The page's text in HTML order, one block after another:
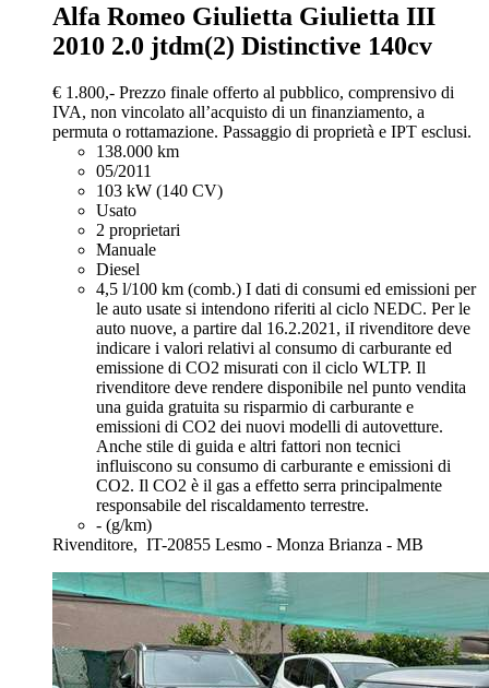
Alfa Romeo Giulietta Giulietta III
2010 2.0 jtdm(2) Distinctive 140cv
€ 1.800,- Prezzo finale offerto al pubblico, comprensivo di
IVA, non vincolato all’acquisto di un finanziamento, a
permuta o rottamazione. Passaggio di proprietà e IPT esclusi.
138.000 km
05/2011
103 kW (140 CV)
Usato
2 proprietari
Manuale
Diesel
4,5 l/100 km (comb.) I dati di consumi ed emissioni per
le auto usate si intendono riferiti al ciclo NEDC. Per le
auto nuove, a partire dal 16.2.2021, iI rivenditore deve
indicare i valori relativi al consumo di carburante ed
emissione di CO2 misurati con il ciclo WLTP. Il
rivenditore deve rendere disponibile nel punto vendita
una guida gratuita su risparmio di carburante e
emissioni di CO2 dei nuovi modelli di autovetture.
Anche stile di guida e altri fattori non tecnici
influiscono su consumo di carburante e emissioni di
CO2. Il CO2 è il gas a effetto serra principalmente
responsabile del riscaldamento terrestre.
- (g/km)
Rivenditore, IT-20855 Lesmo - Monza Brianza - MB